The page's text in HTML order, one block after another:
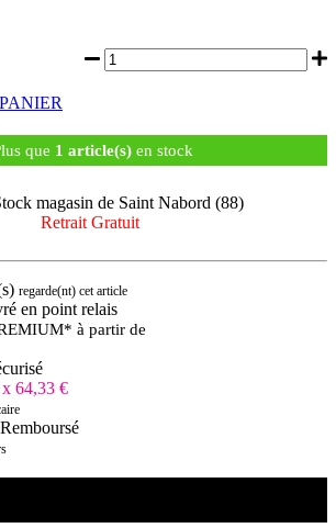
que 1 article(s)en stock
magasin de Saint Nabord (88)
Retrait Gratuit
regarde(nt) cet article
en point relais
à partir de
64,33 €